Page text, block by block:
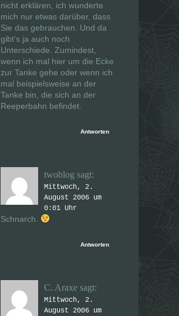
nicht erklären, ich wunderte
mich nur etwas darüber, dass
Sie das gebrauchen. Und da
gibt’s ja auch noch
Unterschiede. Zumindest,
wenn ich mal hier um die Ecke
zur Tanke gehe oder wenn ich
mal beispielsweise an der
Tanke bin, die sich an der
Reeperbahn befindet.
Antworten
twoblog sagt:
Mittwoch, 2.
August 2006 um
0:01 Uhr
Schnarch.
Antworten
C. Araxe sagt:
Mittwoch, 2.
August 2006 um